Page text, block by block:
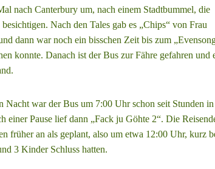
nach Canterbury um, nach einem Stadtbummel, die
Nach den Tales gab es „Chips“ von Frau
dann war noch ein bisschen Zeit bis zum
konnte. Danach ist der Bus zur Fähre gefahren und
Nacht war der Bus um 7:00 Uhr schon seit Stunden in
einer Pause lief dann „Fack ju Göhte 2“. Die
früher an als geplant, also um etwa 12:00 Uhr, kurz
3 Kinder Schluss hatten.